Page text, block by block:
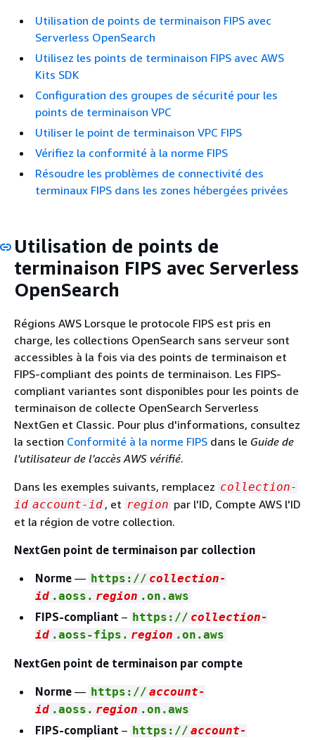
Utilisation de points de terminaison FIPS avec
Serverless OpenSearch
Utilisez les points de terminaison FIPS avec AWS
Kits SDK
Configuration des groupes de sécurité pour les
points de terminaison VPC
Utiliser le point de terminaison VPC FIPS
Vérifiez la conformité à la norme FIPS
Résoudre les problèmes de connectivité des
terminaux FIPS dans les zones hébergées privées
Utilisation de points de
terminaison FIPS avec Serverless
OpenSearch
Régions AWS Lorsque le protocole FIPS est pris en
charge, les collections OpenSearch sans serveur sont
accessibles à la fois via des points de terminaison et
FIPS-compliant des points de terminaison. Les FIPS-
compliant variantes sont disponibles pour les points de
terminaison de collecte OpenSearch Serverless
NextGen et Classic. Pour plus d'informations, consultez
la section Conformité à la norme FIPS dans le Guide de
l'utilisateur de l'accès AWS vérifié.
Dans les exemples suivants, remplacez collection-
id account-id , et region par l'ID, Compte AWS l'ID
et la région de votre collection.
NextGen point de terminaison par collection
Norme — https:// collection-
id .aoss. region .on.aws
FIPS-compliant – https:// collection-
id .aoss-fips. region .on.aws
NextGen point de terminaison par compte
Norme — https:// account-
id .aoss. region .on.aws
FIPS-compliant – https:// account-